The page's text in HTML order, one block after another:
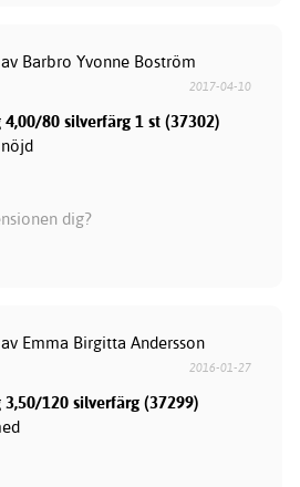
Barbro Yvonne Boström
2017-04-10
80 silverfärg 1 st (37302)
dig?
Emma Birgitta Andersson
2016-01-27
120 silverfärg (37299)